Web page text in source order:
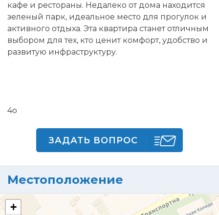
кафе и рестораны. Недалеко от дома находится
зеленый парк, идеальное место для прогулок и
активного отдыха. Эта квартира станет отличным
выбором для тех, кто ценит комфорт, удобство и
развитую инфраструктуру.
4o
ЗАДАТЬ ВОПРОС
Местоположение
+